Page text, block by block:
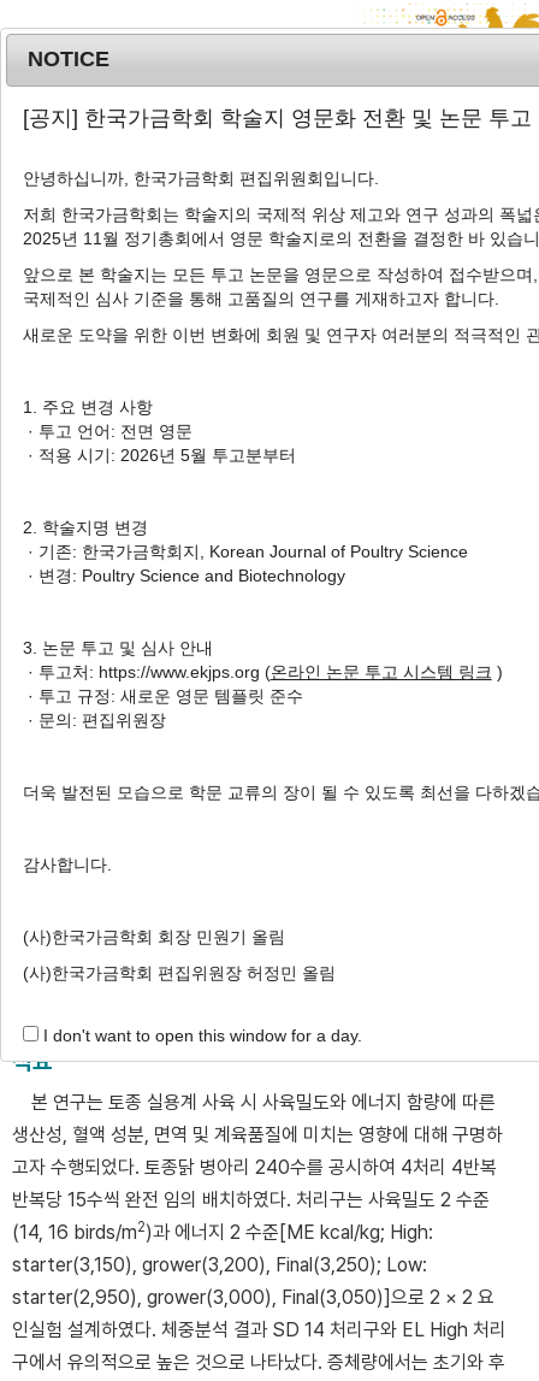
T
o
e
n
a
MENU
Korean J. Poult. Sci. 2021; 48(2):91-
100
pISSN: 1225-6625, eISSN: 2287-5387
Article
토종 실용계의 사육밀도 및 사료 내 에너지
에 미치는 영향
김광열1 ,전진주 2 ,김현수 ,손지선
Effects of Stock Density and
Nutrient Levels on Growth
Performance, Serum Profile,
Korean Native Chickens
KwangYeol Kim1 ,Jin-Joo Jeon
Jiseon Son2 ,
Kang 2,†
Author Information & Copyright
Jun 28, 2021
Published Online: Jun 30, 2021
적요
본 연구는 토종 실용계 사육 시 사육밀도와 에너지 함량에 따른
생산성, 혈액 성분, 면역 및 계육품질에 미치는 영향에 대해 구명하
고자 수행되었다. 토종닭 병아리 240수를 공시하여 4처리 4반복
반복당 15수씩 완전 임의 배치하였다. 처리구는 사육밀도 2 수준
(14, 16 birds/m2)과 에너지 2 수준[ME kcal/kg; High:
starter(3,150), grower(3,200), Final(3,250); Low:
starter(2,950), grower(3,000), Final(3,050)]으로 2 × 2 요
인실험 설계하였다. 체중분석 결과 SD 14 처리구와 EL High 처리
구에서 유의적으로 높은 것으로 나타났다. 증체량에서는 초기와 후
NOTICE
[공지] 한국가금학회 학술지 영문화 전환 및 논문 투고
안녕하십니까, 한국가금학회 편집위원회입니다.
저희 한국가금학회는 학술지의 국제적 위상 제고와 연구 성과의 폭넓
2025년 11월 정기총회에서 영문 학술지로의 전환을 결정한 바 있습
앞으로 본 학술지는 모든 투고 논문을 영문으로 작성하여 접수받으며,
국제적인 심사 기준을 통해 고품질의 연구를 게재하고자 합니다.
새로운 도약을 위한 이번 변화에 회원 및 연구자 여러분의 적극적인
1. 주요 변경 사항
· 투고 언어: 전면 영문
· 적용 시기: 2026년 5월 투고분부터
2. 학술지명 변경
· 기존: 한국가금학회지, Korean Journal of Poultry Science
· 변경: Poultry Science and Biotechnology
3. 논문 투고 및 심사 안내
· 투고처: https://www.ekjps.org (온라인 논문 투고 시스템 링크 )
· 투고 규정: 새로운 영문 템플릿 준수
· 문의: 편집위원장
더욱 발전된 모습으로 학문 교류의 장이 될 수 있도록 최선을 다하겠
감사합니다.
(사)한국가금학회 회장 민원기 올림
(사)한국가금학회 편집위원장 허정민 올림
I don't want to open this window for a day.